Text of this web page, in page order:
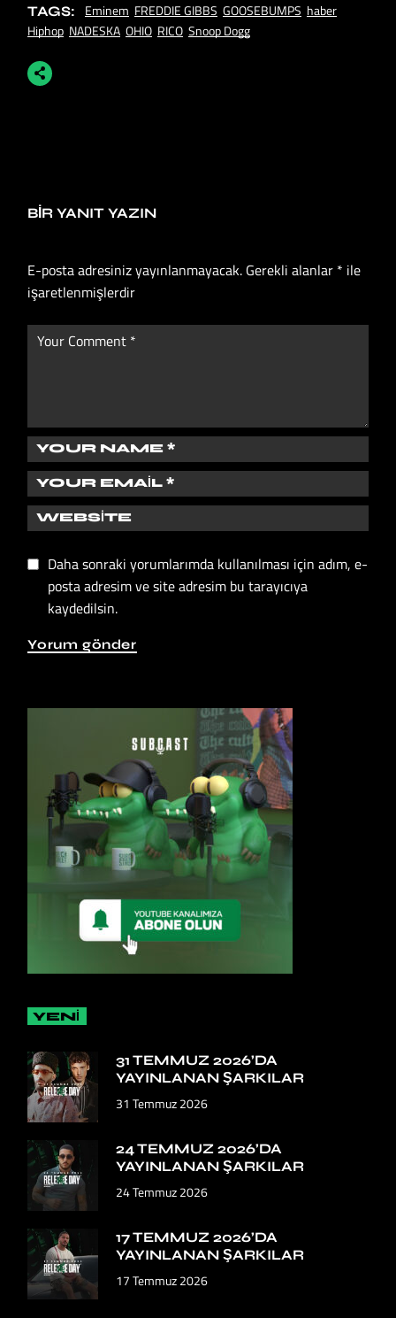
TAGS: Eminem FREDDIE GIBBS GOOSEBUMPS haber
Hiphop NADESKA OHIO RICO Snoop Dogg
BIR YANIT YAZIN
E-posta adresiniz yayınlanmayacak. Gerekli alanlar * ile
işaretlenmişlerdir
Daha sonraki yorumlarımda kullanılması için adım, e-
posta adresim ve site adresim bu tarayıcıya
kaydedilsin.
Yorum gönder
YENİ
31 TEMMUZ 2026’DA
YAYINLANAN ŞARKILAR
31 Temmuz 2026
24 TEMMUZ 2026’DA
YAYINLANAN ŞARKILAR
24 Temmuz 2026
17 TEMMUZ 2026’DA
YAYINLANAN ŞARKILAR
17 Temmuz 2026